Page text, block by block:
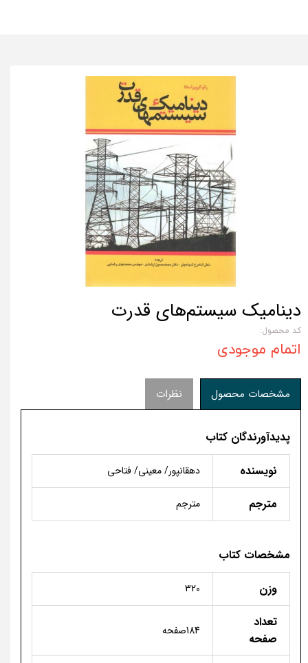
دینامیک سیستم‌های قدرت
کد محصول:
اتمام موجودی
مشخصات محصول نظرات
پدیدآورندگان کتاب
نویسنده
دهقانپور/ معینی/ فتاحی
مترجم مترجم
مشخصات کتاب
وزن
320
تعداد
صفحه
184صفحه